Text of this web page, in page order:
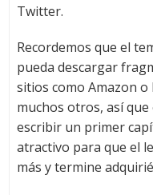
Twitter.
Recordemos que el
pueda descargar
sitios como Amazon
muchos otros, así
escribir un primer
atractivo para que el
más y termine